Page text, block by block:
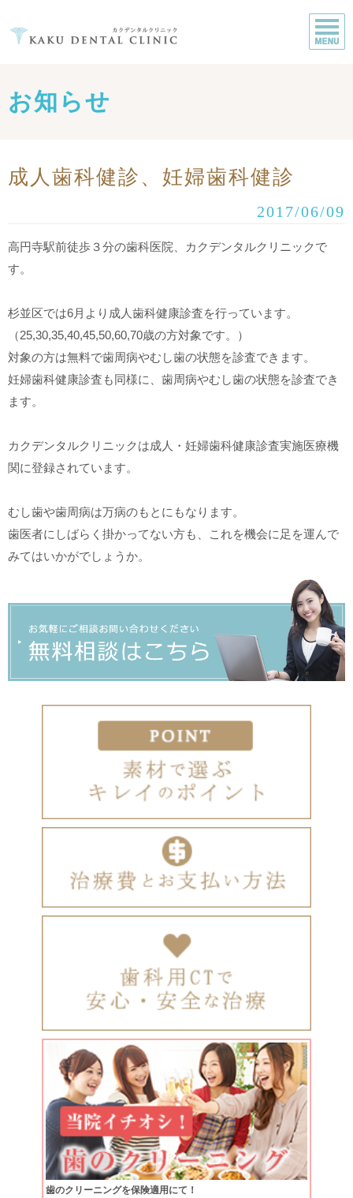
お知らせ
成人歯科健診、妊婦歯科健診
2017/06/09
高円寺駅前徒歩３分の歯科医院、カクデンタルクリニックで
す。
杉並区では6月より成人歯科健康診査を行っています。
（25,30,35,40,45,50,60,70歳の方対象です。）
対象の方は無料で歯周病やむし歯の状態を診査できます。
妊婦歯科健康診査も同様に、歯周病やむし歯の状態を診査でき
ます。
カクデンタルクリニックは成人・妊婦歯科健康診査実施医療機
関に登録されています。
むし歯や歯周病は万病のもとにもなります。
歯医者にしばらく掛かってない方も、これを機会に足を運んで
みてはいかがでしょうか。
歯のクリーニングを保険適用にて！